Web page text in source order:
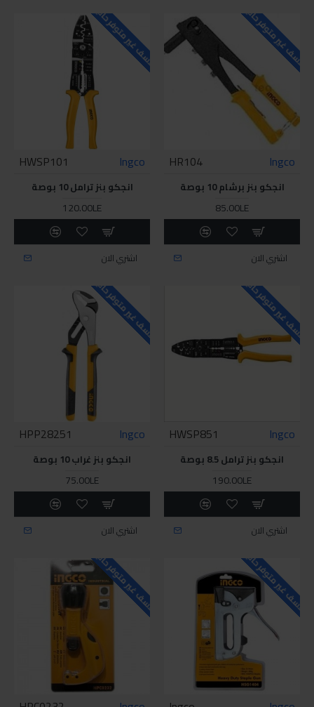
للاسف غير متوفر حاليا
Ingco
HR104
انجكو بنز برشام 10 بوصة
85.00LE
اشتري الان
للاسف غير متوفر حاليا
Ingco
HWSP101
انجكو بنز ترامل 10 بوصة
120.00LE
اشتري الان
للاسف غير متوفر حاليا
Ingco
HWSP851
انجكو بنز ترامل 8.5 بوصة
190.00LE
اشتري الان
للاسف غير متوفر حاليا
Ingco
HPP28251
انجكو بنز غراب 10 بوصة
75.00LE
اشتري الان
للاسف غير متوفر حاليا للاسف غير متوفر حاليا